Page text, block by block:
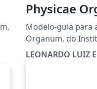
Physicae
guia)
Modelo-guia para
Organum, do
Universidade de
LEONARDO LUIZ